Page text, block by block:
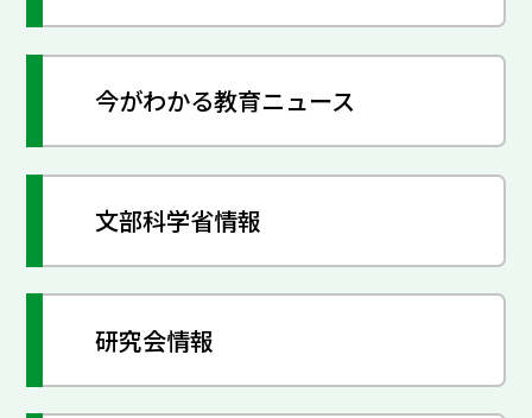
今がわかる教育ニュース
文部科学省情報
研究会情報